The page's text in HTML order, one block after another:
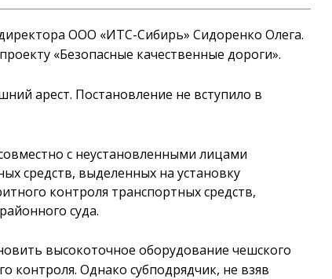
ООО «ИТС-Сибирь» Сидоренко Олега.
«Безопасные качественные дороги».
арест. Постановление не вступило в
с неустановленными лицами
средств, выделенных на установку
контроля транспортных средств,
суда.
высокоточное оборудование чешского
контроля. Однако субподрядчик, не взяв